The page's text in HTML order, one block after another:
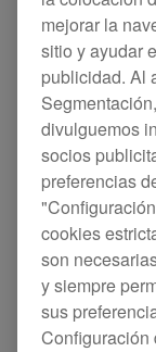
Updates DJM-
Ya está
750MK2.
Esta
algunos
DJM-
750MK2
mejorar la
sitio y ayudar
publicidad. Al
divulguemos
socios
preferencias
cookies
son
y siempre
sus
Configuración